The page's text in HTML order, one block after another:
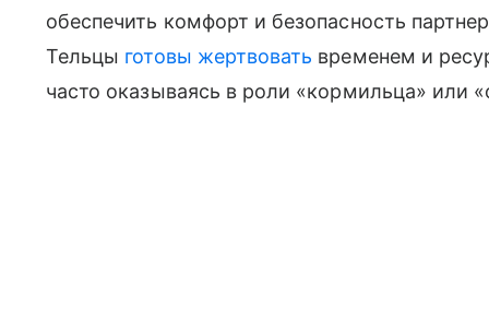
обеспечить комфорт и безопасность
Тельцы готовы жертвовать временем и
часто оказываясь в роли «кормильца» или